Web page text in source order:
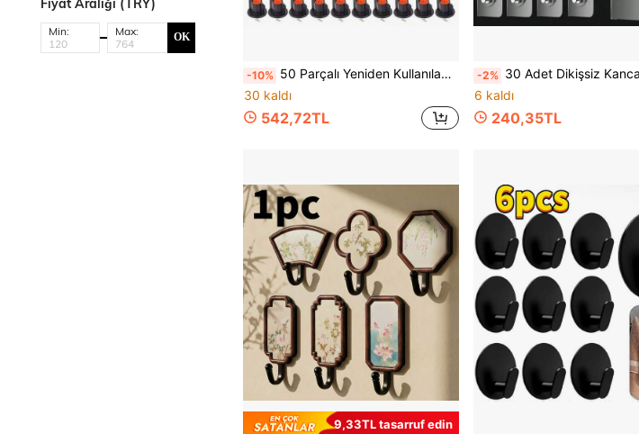
Fiyat Aralığı (TRY)
Min: Max: OK
-10% 50 Parçalı Yeniden Kullanılabilir Karo Tesviye Sistemi Seti, 1 Adet Plastik Karo Tesviye Pensesi İçerir, Karo Döşeme İçin Kullanışlıdır, Zemin ve Duvar Karo Tesviye Aletleri Olarak Uygundur
30 kaldı
542,72TL
-2% 30 Adet Dikişsiz Kanca, Resim Çerçeveleri ve Tablolar İçin Uygun, Güçlü Görünmez Yapışkanlı Kancalar, Düğün Fotoğrafları İçin Uygun, Duvar Montajı, Delme Gerektirmeyen Dikişsiz Resim Çerçevesi Etiketleri, Dikişsiz Kancalar, Kıyafet, Havlu, Anahtar ve Diğer Çeşitli Eşyaları Asmak İçin Uygun, Duvar Dekorasyon Kancaları, Kendinden Yapışkanlı Vida Etiketi Yamaları, Resim Kancaları, Yüksek Görünürlük Tasarımı, Yer Tasarrufu Sağlayan, Hızlı Kurulum, Dayanıklı Şeffaf Plastik Malzemeden Üretilmiş, Güçlü Taşıma
6 kaldı
240,35TL
9,33TL tasarruf edin